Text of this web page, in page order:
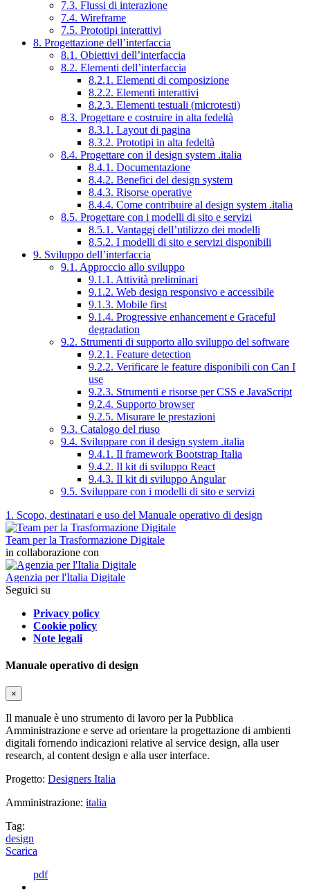
7.3. Flussi di interazione
7.4. Wireframe
7.5. Prototipi interattivi
8. Progettazione dell’interfaccia
8.1. Obiettivi dell’interfaccia
8.2. Elementi dell’interfaccia
8.2.1. Elementi di composizione
8.2.2. Elementi interattivi
8.2.3. Elementi testuali (microtesti)
8.3. Progettare e costruire in alta fedeltà
8.3.1. Layout di pagina
8.3.2. Prototipi in alta fedeltà
8.4. Progettare con il design system .italia
8.4.1. Documentazione
8.4.2. Benefici del design system
8.4.3. Risorse operative
8.4.4. Come contribuire al design system .italia
8.5. Progettare con i modelli di sito e servizi
8.5.1. Vantaggi dell’utilizzo dei modelli
8.5.2. I modelli di sito e servizi disponibili
9. Sviluppo dell’interfaccia
9.1. Approccio allo sviluppo
9.1.1. Attività preliminari
9.1.2. Web design responsivo e accessibile
9.1.3. Mobile first
9.1.4. Progressive enhancement e Graceful
degradation
9.2. Strumenti di supporto allo sviluppo del software
9.2.1. Feature detection
9.2.2. Verificare le feature disponibili con Can I
use
9.2.3. Strumenti e risorse per CSS e JavaScript
9.2.4. Supporto browser
9.2.5. Misurare le prestazioni
9.3. Catalogo del riuso
9.4. Sviluppare con il design system .italia
9.4.1. Il framework Bootstrap Italia
9.4.2. Il kit di sviluppo React
9.4.3. Il kit di sviluppo Angular
9.5. Sviluppare con i modelli di sito e servizi
1. Scopo, destinatari e uso del Manuale operativo di design
Team per la Trasformazione Digitale
in collaborazione con
Agenzia per l'Italia Digitale
Seguici su
Privacy policy
Cookie policy
Note legali
Manuale operativo di design
×
Il manuale è uno strumento di lavoro per la Pubblica
Amministrazione e serve ad orientare la progettazione di ambienti
digitali fornendo indicazioni relative al service design, alla user
research, al content design e alla user interface.
Progetto: Designers Italia
Amministrazione: italia
Tag:
design
Scarica
pdf